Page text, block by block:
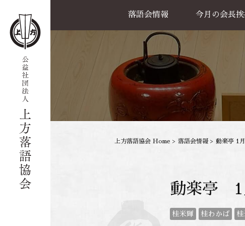
落語会情報
公演一覧
天満天神繁昌亭
喜楽館
島之内寄席
協力事業
今月の会長挨
上方落語協会 Home > 落語会情報 > 動楽亭 1
動楽亭
桂米輝 桂わかば